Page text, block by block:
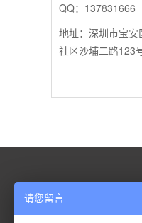
QQ：137831666
地址：深圳市宝
社区沙埔二路123
CNC加工
请您留言